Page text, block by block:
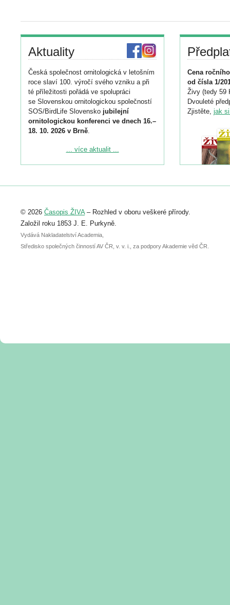
Aktuality
Česká společnost ornitologická v letošním
roce slaví 100. výročí svého vzniku a při
té příležitosti pořádá ve spolupráci
se Slovenskou ornitologickou společností
SOS/BirdLife Slovensko jubilejní
ornitologickou konferenci ve dnech 16.–
18. 10. 2026 v Brně.
Podrobnější informace ke konferenci
Registrovat se můžete do 6. září.
abstraktu přihlášené přednášky nebo
posteru je už 30. června.
... více aktualit ...
Cena
od čísla 1/
Živy (tedy 59
Dvouleté
Zjistěte, jak
© 2026 Časopis ŽIVA– Rozhled v oboru veškeré přírody.
Založil roku 1853 J. E. Purkyně.
Vydává Nakladatelství Academia,
Středisko společných činností AV ČR, v. v. i., za podpory Akademie věd ČR.